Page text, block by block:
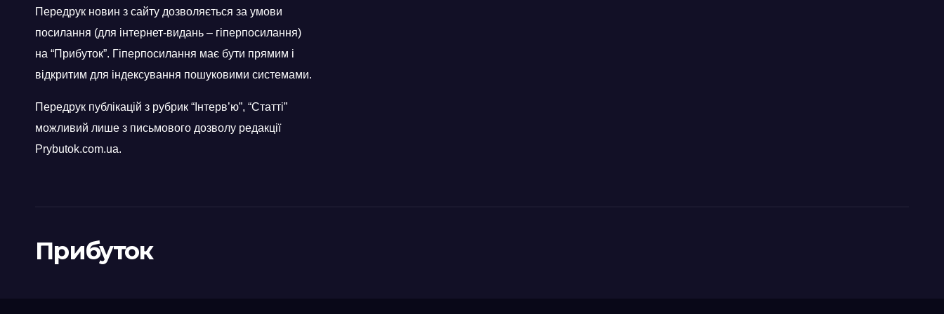
Передрук новин з сайту дозволяється за умови
посилання (для інтернет-видань – гіперпосилання)
на “Прибуток”. Гіперпосилання має бути прямим і
відкритим для індексування пошуковими системами.
Передрук публікацій з рубрик “Інтерв’ю”, “Статті”
можливий лише з письмового дозволу редакції
Prybutok.com.ua.
Прибуток